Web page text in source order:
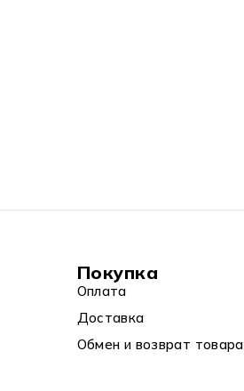
Покупка
Оплата
Доставка
Обмен и возврат товара